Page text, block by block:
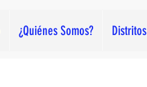
¿Quiénes Somos? Distritos